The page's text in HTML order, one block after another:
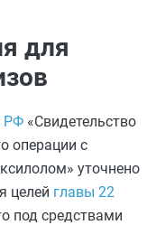
для
РФ «Свидетельство
операции с
уточнено
целей главы 22
под средствами